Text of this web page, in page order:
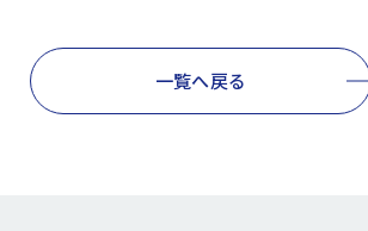
一覧へ戻る